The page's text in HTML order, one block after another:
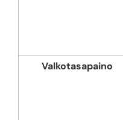
Valkotasapaino